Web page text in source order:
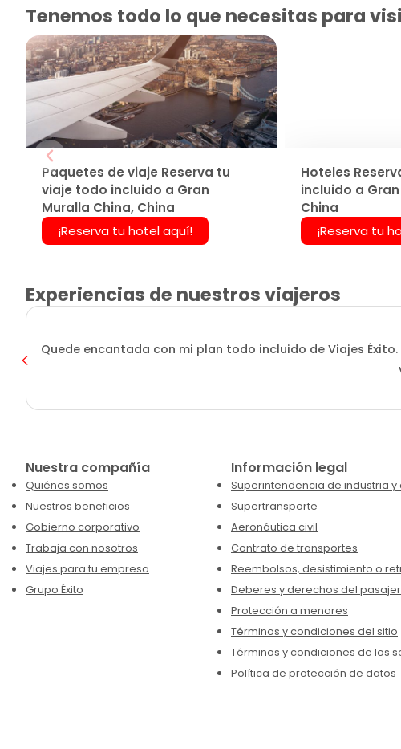
Tenemos todo lo que necesitas para
Paquetes de viaje Reserva tu
viaje todo incluido a Gran
Muralla China, China
¡Reserva tu hotel aquí!
Hoteles
incluido a
China
¡Reserva tu
Experiencias de nuestros viajeros
Quede encantada con mi plan todo incluido de Viajes
Nuestra compañía
Quiénes somos
Nuestros beneficios
Gobierno corporativo
Trabaja con nosotros
Viajes para tu empresa
Grupo Éxito
Información legal
Superintendencia de industria
Supertransporte
Aeronáutica civil
Contrato de transportes
Reembolsos, desistimiento o
Deberes y derechos del
Protección a menores
Términos y condiciones del sitio
Términos y condiciones de los
Política de protección de datos